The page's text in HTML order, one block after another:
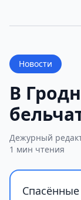
Новости
В
Дежурный
1 мин чтения